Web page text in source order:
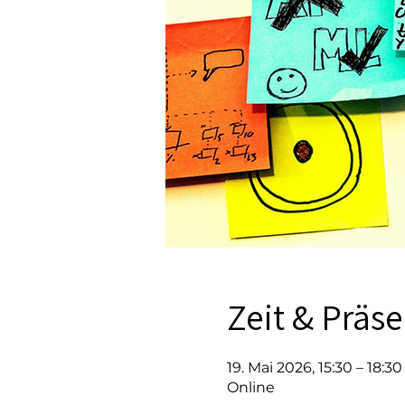
Zeit &
19. Mai 2026, 15:30 – 18:30
Online